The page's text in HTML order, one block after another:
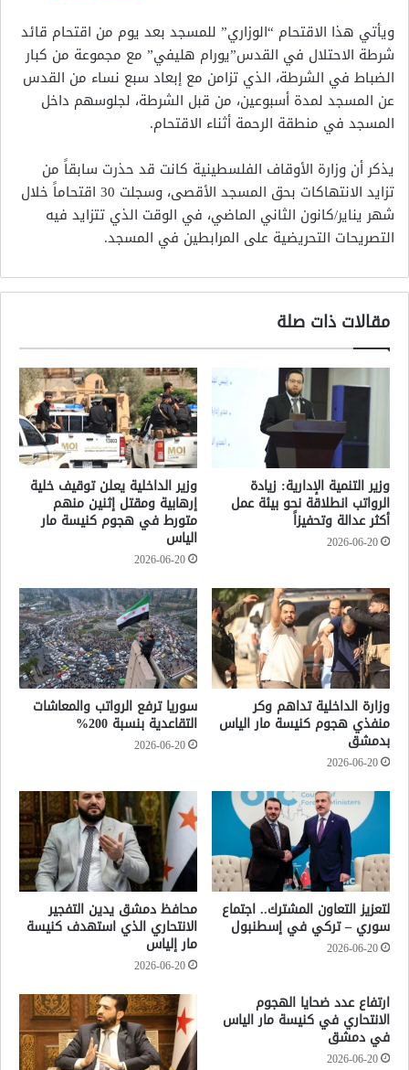
ويأتي هذا الاقتحام “الوزاري” للمسجد بعد يوم من اقتحام قائد
شرطة الاحتلال في القدس”يورام هليفي” مع مجموعة من كبار
الضباط في الشرطة، الذي تزامن مع إبعاد سبع نساء من القدس
عن المسجد لمدة أسبوعين، من قبل الشرطة، لجلوسهم داخل
المسجد في منطقة الرحمة أثناء الاقتحام.
يذكر أن وزارة الأوقاف الفلسطينية كانت قد حذرت سابقاً من
تزايد الانتهاكات بحق المسجد الأقصى، وسجلت 30 اقتحاماً خلال
شهر يناير/كانون الثاني الماضي، في الوقت الذي تتزايد فيه
التصريحات التحريضية على المرابطين في المسجد.
مقالات ذات صلة
وزير التنمية الإدارية: زيادة
الرواتب انطلاقة نحو بيئة عمل
أكثر عدالة وتحفيزاً
2026-06-20
وزير الداخلية يعلن توقيف خلية
إرهابية ومقتل إثنين منهم
متورط في هجوم كنيسة مار
الياس
2026-06-20
وزارة الداخلية تداهم وكر
منفذي هجوم كنيسة مار الياس
بدمشق
2026-06-20
سوريا ترفع الرواتب والمعاشات
التقاعدية بنسبة 200%
2026-06-20
لتعزيز التعاون المشترك.. اجتماع
سوري – تركي في إسطنبول
2026-06-20
محافظ دمشق يدين التفجير
الانتحاري الذي استهدف كنيسة
مار إلياس
2026-06-20
ارتفاع عدد ضحايا الهجوم
الانتحاري في كنيسة مار الياس
في دمشق
2026-06-20